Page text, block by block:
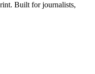
Built for journalists,